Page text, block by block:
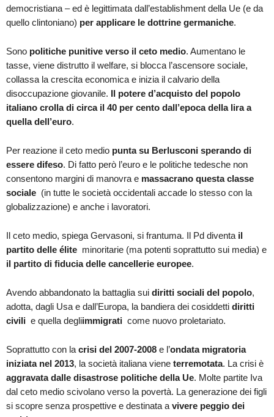
democristiana – ed è legittimata dall’establishment della Ue (e da
quello clintoniano) per applicare le dottrine germaniche.
Sono politiche punitive verso il ceto medio. Aumentano le
tasse, viene distrutto il welfare, si blocca l’ascensore sociale,
collassa la crescita economica e inizia il calvario della
disoccupazione giovanile. Il potere d’acquisto del popolo
italiano crolla di circa il 40 per cento dall’epoca della lira a
quella dell’euro.
Per reazione il ceto medio punta su Berlusconi sperando di
essere difeso. Di fatto però l’euro e le politiche tedesche non
consentono margini di manovra e massacrano questa classe
sociale (in tutte le società occidentali accade lo stesso con la
globalizzazione) e anche i lavoratori.
Il ceto medio, spiega Gervasoni, si frantuma. Il Pd diventa il
partito delle élite minoritarie (ma potenti soprattutto sui media) e
il partito di fiducia delle cancellerie europee.
Avendo abbandonato la battaglia sui diritti sociali del popolo,
adotta, dagli Usa e dall’Europa, la bandiera dei cosiddetti diritti
civili e quella degliimmigrati come nuovo proletariato.
Soprattutto con la crisi del 2007-2008 e l’ondata migratoria
iniziata nel 2013, la società italiana viene terremotata. La crisi è
aggravata dalle disastrose politiche della Ue. Molte partite Iva
dal ceto medio scivolano verso la povertà. La generazione dei figli
si scopre senza prospettive e destinata a vivere peggio dei